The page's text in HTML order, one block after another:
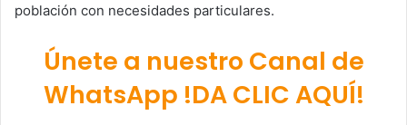
población con necesidades particulares.
Únete a nuestro Canal de
WhatsApp !DA CLIC AQUÍ!